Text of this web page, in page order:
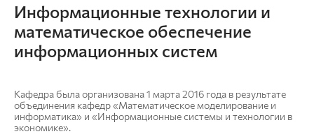
Информационные технологии и
математическое обеспечение
информационных систем
Кафедра была организована 1 марта 2016 года в результате
объединения кафедр «Математическое моделирование и
информатика» и «Информационные системы и технологии в
экономике».